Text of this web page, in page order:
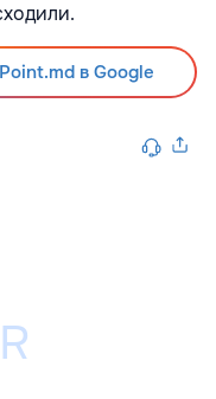
в Google